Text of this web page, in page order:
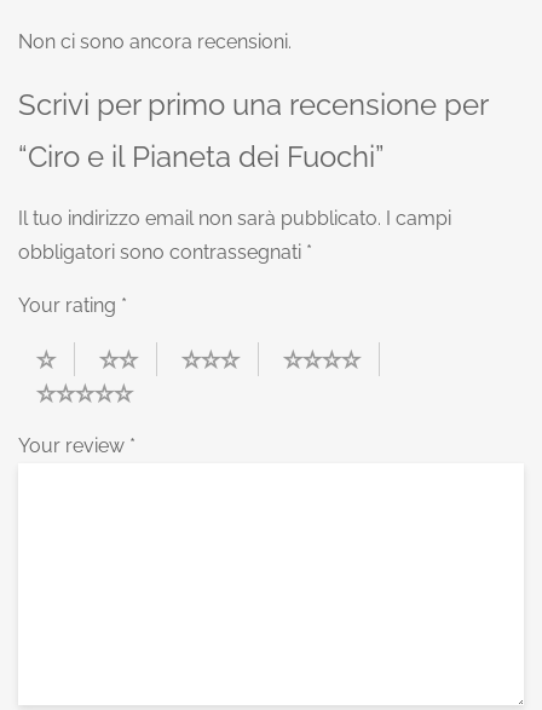
Non ci sono ancora recensioni.
Scrivi per primo una recensione per
“Ciro e il Pianeta dei Fuochi”
Il tuo indirizzo email non sarà pubblicato. I campi
obbligatori sono contrassegnati *
Your rating *
Your review *